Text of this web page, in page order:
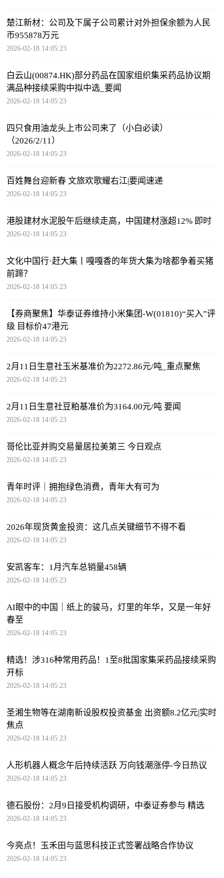
楚江新材：公司及下属子公司累计对外担保余额为人民
币955878万元
2026-02-18 14:05:23
白云山(00874.HK)部分药品在国家组织集采药品协议期
满品种接续采购中拟中选_要闻
2026-02-18 14:05:23
四只食用油龙头上市公司来了（小白必读）
（2026/2/11）
2026-02-18 14:05:23
百姓舞台迎新春 文旅欢歌耀右江|要闻速递
2026-02-18 14:05:23
港股建材水泥股午后继续走高，中国建材涨超12% 即时
2026-02-18 14:05:23
文化中国行·赶大集丨嘎嘎香的年货大集为啥都争着买猪
前蹄？
2026-02-18 14:05:23
【券商聚焦】华泰证券维持小米集团-W(01810)“买入”评
级 目标价47港元
2026-02-18 14:05:23
2月11日生意社玉米基准价为2272.86元/吨_重点聚焦
2026-02-18 14:05:23
2月11日生意社豆粕基准价为3164.00元/吨 要闻
2026-02-18 14:05:23
哥伦比亚并购交易量居拉美第三 今日观点
2026-02-18 14:05:23
青年时评｜拥抱绿色消费，青年大有可为
2026-02-18 14:05:23
2026年现货黄金投资：这几点关键细节不得不看
2026-02-18 14:05:23
安凯客车：1月汽车总销量458辆
2026-02-18 14:05:23
AI眼中的中国｜纸上的骏马，灯里的年华，又是一年好
春至
2026-02-18 14:05:23
精选！涉316种常用药品！1至8批国家集采药品接续采购
开标
2026-02-18 14:05:23
圣湘生物等在湖南新设股权投资基金 出资额8.2亿元|实时
焦点
2026-02-18 14:05:23
人形机器人概念午后持续活跃 万向钱潮涨停-今日热议
2026-02-18 14:05:23
德石股份：2月9日接受机构调研，中泰证券参与 精选
2026-02-18 14:05:23
今亮点！玉禾田与蓝思科技正式签署战略合作协议
2026-02-18 14:05:23